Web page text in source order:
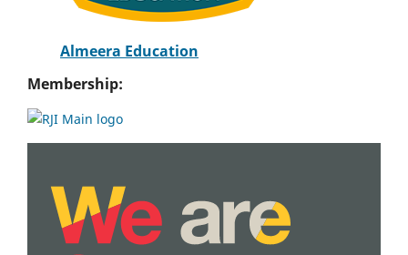
Almeera Education
Membership: